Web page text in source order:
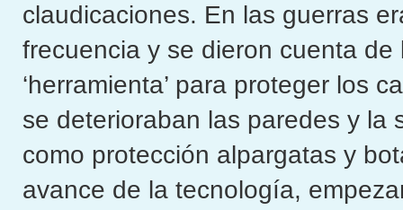
claudicaciones. En las guerras
frecuencia y se dieron cuenta
‘herramienta’ para proteger los
se deterioraban las paredes y la
como protección alpargatas y
avance de la tecnología,